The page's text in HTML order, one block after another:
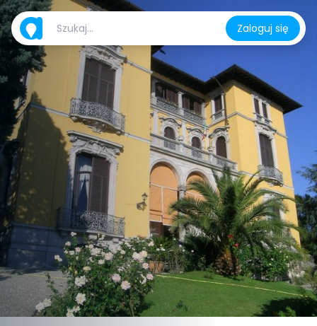
Zaloguj się